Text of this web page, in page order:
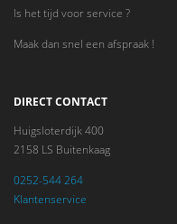
Is het tijd voor service ?
Maak dan snel een afspraak !
DIRECT CONTACT
Huigsloterdijk 400
2158 LS Buitenkaag
0252-544 264
Klantenservice